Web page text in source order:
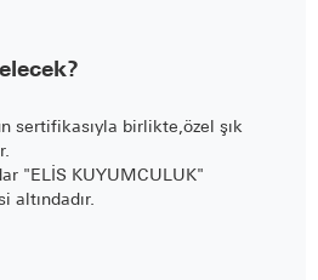
sertifikasıyla birlikte,özel şık
"ELİS KUYUMCULUK"
altındadır.